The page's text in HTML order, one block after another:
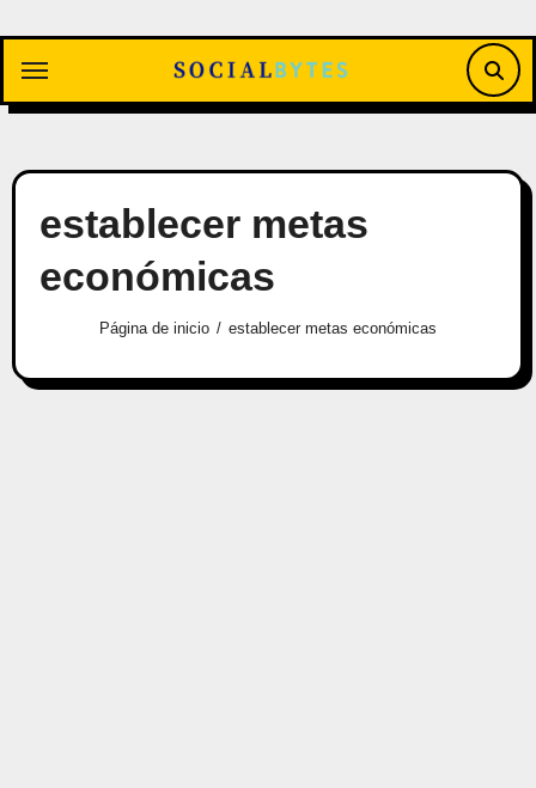
contenido
establecer metas
económicas
Página de inicio establecer metas económicas